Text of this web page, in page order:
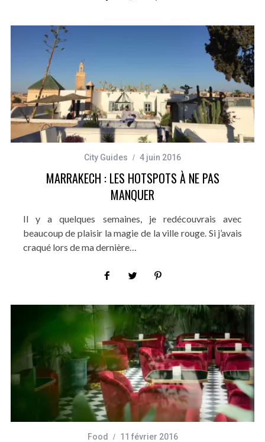
City Guides 4 juin 2016
MARRAKECH : LES HOTSPOTS À NE PAS
MANQUER
Il y a quelques semaines, je redécouvrais avec
beaucoup de plaisir la magie de la ville rouge. Si j’avais
craqué lors de ma dernière…
Food 11 février 2016